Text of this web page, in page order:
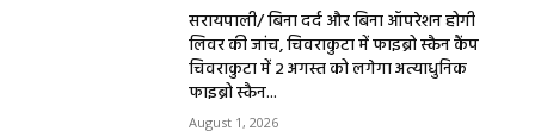
सरायपाली/ बिना दर्द और बिना ऑपरेशन होगी
लिवर की जांच, चिवराकुटा में फाइब्रो स्कैन कैंप
चिवराकुटा में 2 अगस्त को लगेगा अत्याधुनिक
फाइब्रो स्कैन...
August 1, 2026